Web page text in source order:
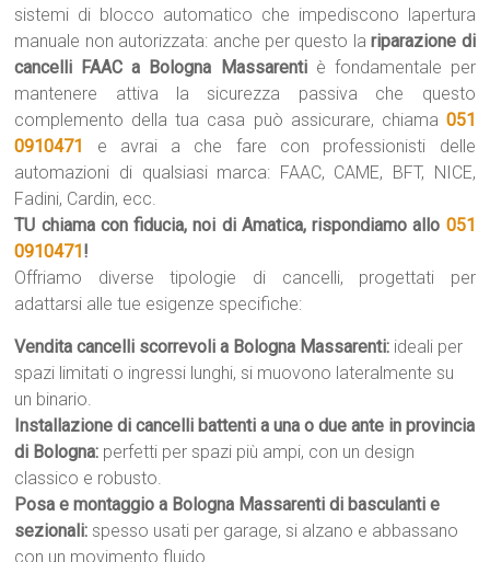
sistemi di blocco automatico che impediscono lapertura
manuale non autorizzata: anche per questo lariparazione di
cancelli FAAC a Bologna Massarentiè fondamentale per
mantenere attiva la sicurezza passiva che questo
complemento della tua casa può assicurare, chiama 051
0910471
e avrai a che fare con professionisti delle
automazioni di qualsiasi marca: FAAC, CAME, BFT, NICE,
Fadini, Cardin, ecc.
TU chiama con fiducia, noi di Amatica, rispondiamo allo 051
0910471!
Offriamo diverse tipologie di cancelli, progettati per
adattarsi alle tue esigenze specifiche:
Vendita cancelli scorrevoli a Bologna Massarenti: ideali per
spazi limitati o ingressi lunghi, si muovono lateralmente su
un binario.
Installazione di cancelli battenti a una o due ante in provincia
di Bologna: perfetti per spazi più ampi, con un design
classico e robusto.
Posa e montaggio a Bologna Massarenti di basculanti e
sezionali: spesso usati per garage, si alzano e abbassano
con un movimento fluido.